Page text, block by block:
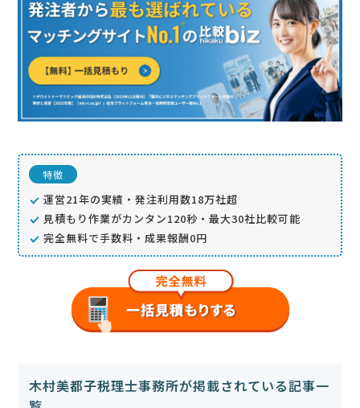
特徴
運営21年の実績・発注利用数18万社超
見積もり作業がカンタン120秒・最大30社比較可能
完全無料で手数料・成果報酬0円
木村美都子税理士事務所が掲載されている記事一